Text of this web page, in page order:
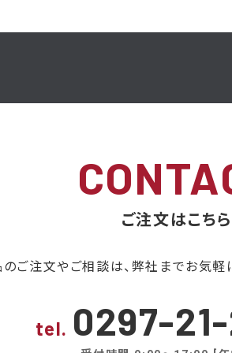
ご注文はこちら
ご注文やご相談は、弊社までお気軽
tel. 0297-